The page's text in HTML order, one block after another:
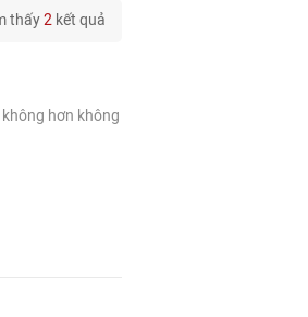
thấy2 kết quả
hơn không